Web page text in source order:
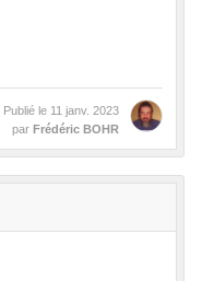
Publié le 11 janv. 2023
par Frédéric BOHR